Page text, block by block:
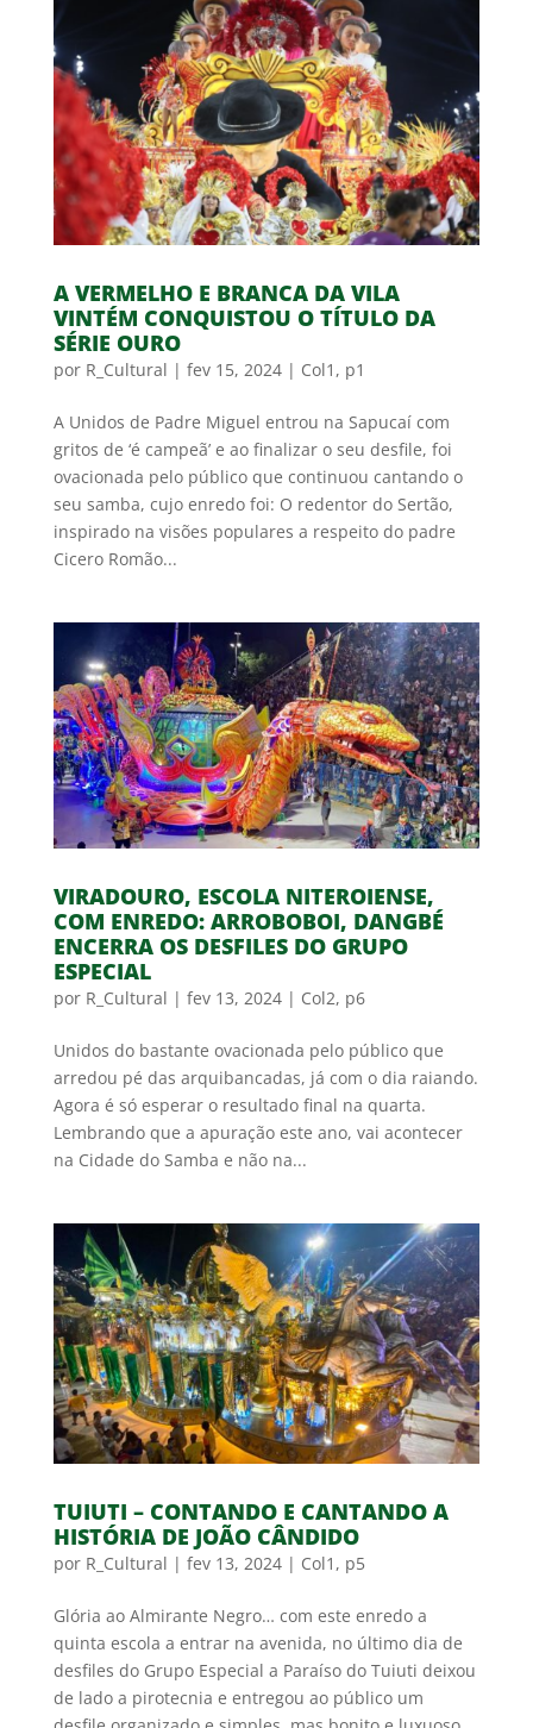
A VERMELHO E BRANCA DA VILA
VINTÉM CONQUISTOU O TÍTULO DA
SÉRIE OURO
por R_Cultural | fev 15, 2024| Col1 , p1
A Unidos de Padre Miguel entrou na Sapucaí com
gritos de ‘é campeã’ e ao finalizar o seu desfile, foi
ovacionada pelo público que continuou cantando o
seu samba, cujo enredo foi: O redentor do Sertão,
inspirado na visões populares a respeito do padre
Cicero Romão...
VIRADOURO, ESCOLA NITEROIENSE,
COM ENREDO: ARROBOBOI, DANGBÉ
ENCERRA OS DESFILES DO GRUPO
ESPECIAL
por R_Cultural | fev 13, 2024| Col2, p6
Unidos do bastante ovacionada pelo público que
arredou pé das arquibancadas, já com o dia raiando.
Agora é só esperar o resultado final na quarta.
Lembrando que a apuração este ano, vai acontecer
na Cidade do Samba e não na...
TUIUTI – CONTANDO E CANTANDO A
HISTÓRIA DE JOÃO CÂNDIDO
por R_Cultural | fev 13, 2024| Col1 , p5
Glória ao Almirante Negro… com este enredo a
quinta escola a entrar na avenida, no último dia de
desfiles do Grupo Especial a Paraíso do Tuiuti deixou
de lado a pirotecnia e entregou ao público um